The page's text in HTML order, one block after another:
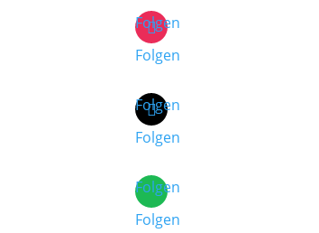
Folgen
Folgen
Folgen
Folgen
Folgen
Folgen